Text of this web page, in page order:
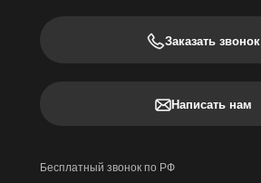
Заказать звонок
Написать нам
Бесплатный звонок по РФ